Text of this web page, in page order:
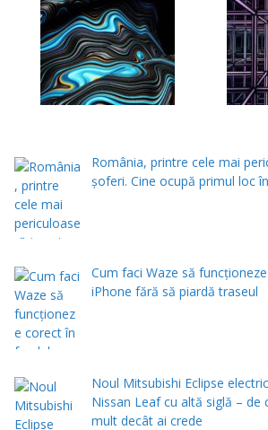
România, printre cele mai
șoferi. Cine ocupă primul loc
Cum faci Waze să
iPhone fără să piardă traseul
Noul Mitsubishi Eclipse
Nissan Leaf cu altă siglă – de
mult decât ai crede